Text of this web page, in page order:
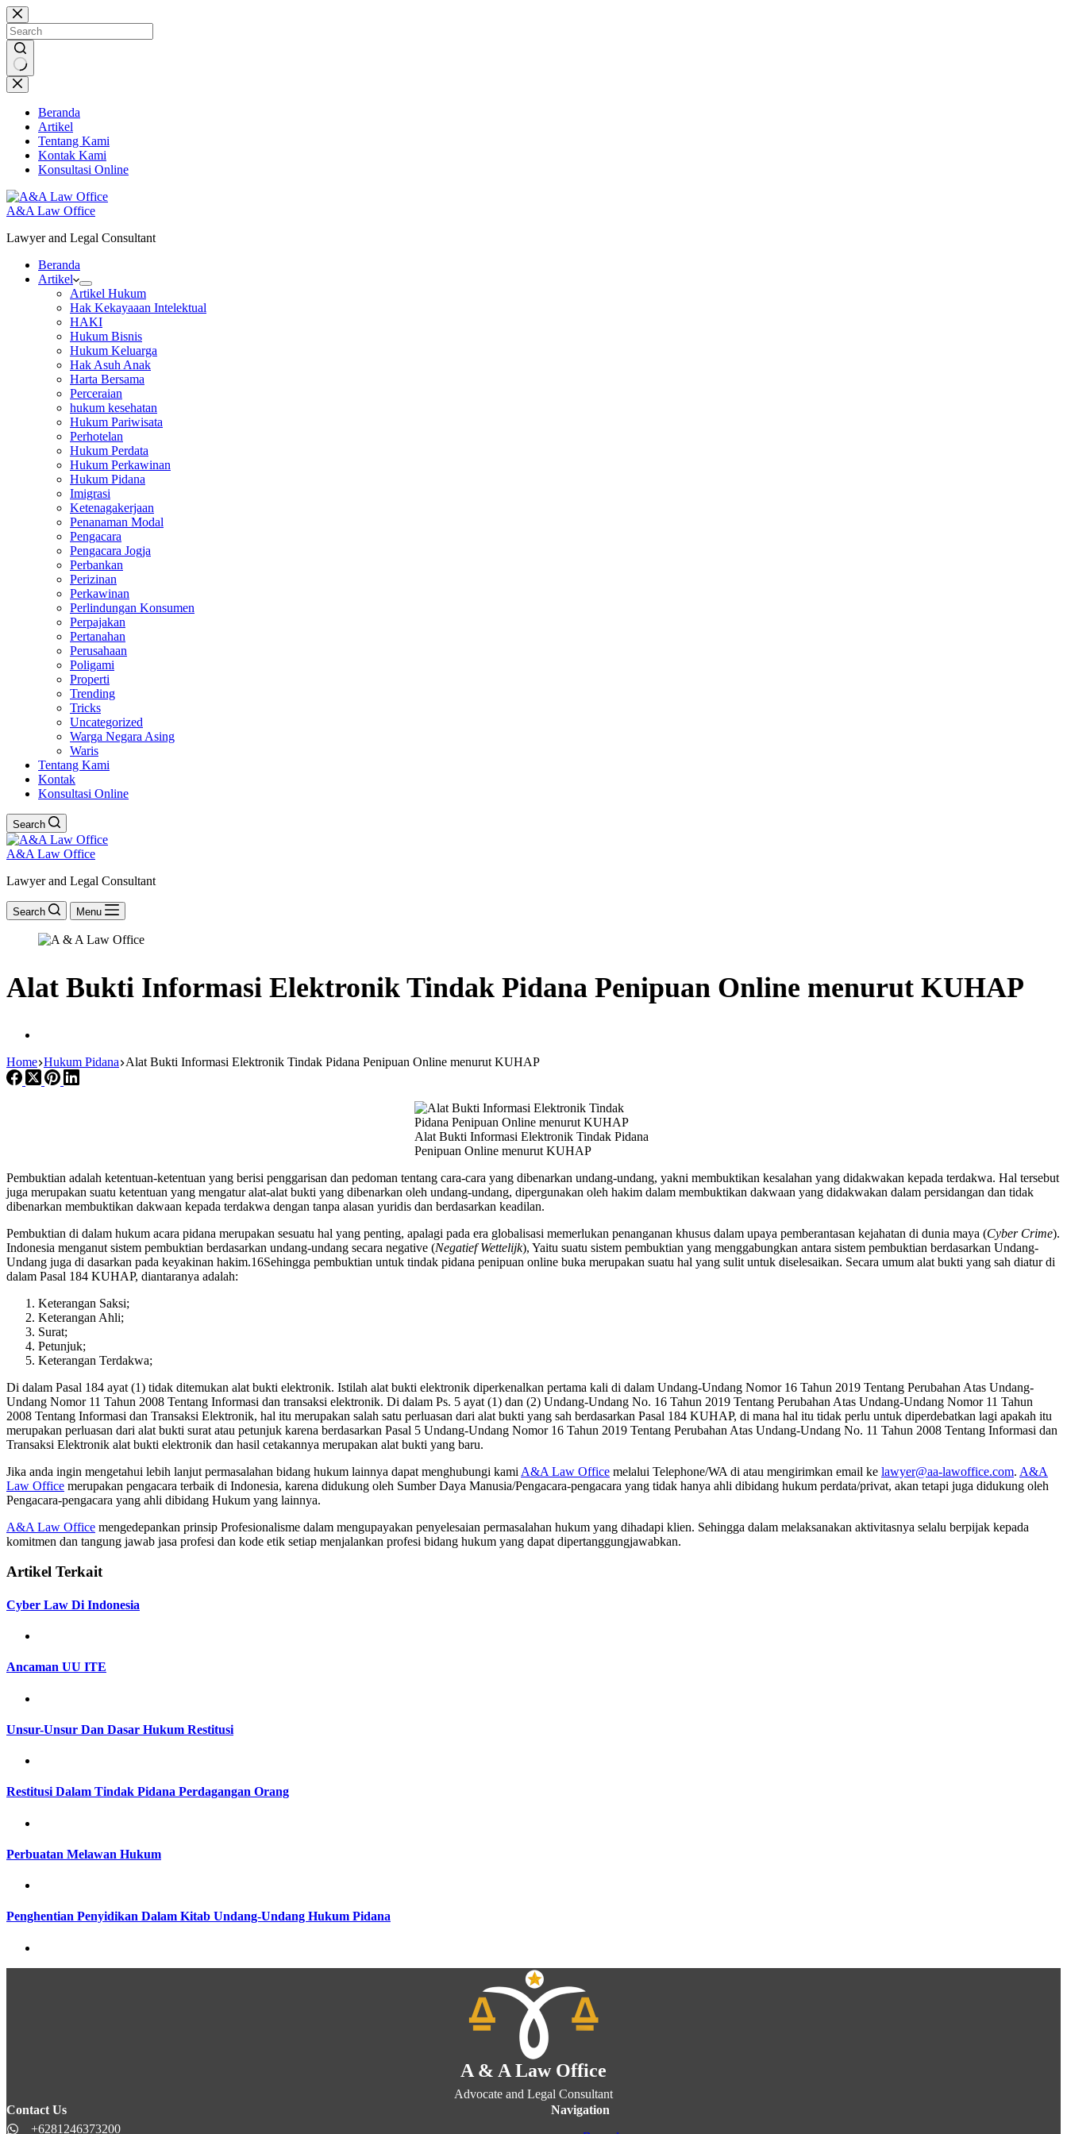
Skip
to
content
No
results
Beranda
Artikel
Tentang Kami
Kontak Kami
Konsultasi Online
A&A Law Office
Lawyer and Legal Consultant
Beranda
Artikel
Artikel Hukum
Hak Kekayaaan Intelektual
HAKI
Hukum Bisnis
Hukum Keluarga
Hak Asuh Anak
Harta Bersama
Perceraian
hukum kesehatan
Hukum Pariwisata
Perhotelan
Hukum Perdata
Hukum Perkawinan
Hukum Pidana
Imigrasi
Ketenagakerjaan
Penanaman Modal
Pengacara
Pengacara Jogja
Perbankan
Perizinan
Perkawinan
Perlindungan Konsumen
Perpajakan
Pertanahan
Perusahaan
Poligami
Properti
Trending
Tricks
Uncategorized
Warga Negara Asing
Waris
Tentang Kami
Kontak
Konsultasi Online
Search
A&A Law Office
Lawyer and Legal Consultant
Search Menu
Alat Bukti Informasi Elektronik Tindak Pidana Penipuan Online menurut KUHAP
Home Hukum Pidana Alat Bukti Informasi Elektronik Tindak Pidana Penipuan Online menurut KUHAP
Alat Bukti Informasi Elektronik Tindak Pidana
Penipuan Online menurut KUHAP
Pembuktian adalah ketentuan-ketentuan yang berisi penggarisan dan pedoman tentang cara-cara yang dibenarkan undang-undang, yakni membuktikan kesalahan yang didakwakan kepada terdakwa. Hal tersebut
juga merupakan suatu ketentuan yang mengatur alat-alat bukti yang dibenarkan oleh undang-undang, dipergunakan oleh hakim dalam membuktikan dakwaan yang didakwakan dalam persidangan dan tidak
dibenarkan membuktikan dakwaan kepada terdakwa dengan tanpa alasan yuridis dan berdasarkan keadilan.
Pembuktian di dalam hukum acara pidana merupakan sesuatu hal yang penting, apalagi pada era globalisasi memerlukan penanganan khusus dalam upaya pemberantasan kejahatan di dunia maya (Cyber Crime).
Indonesia menganut sistem pembuktian berdasarkan undang-undang secara negative (Negatief Wettelijk), Yaitu suatu sistem pembuktian yang menggabungkan antara sistem pembuktian berdasarkan Undang-
Undang juga di dasarkan pada keyakinan hakim.16Sehingga pembuktian untuk tindak pidana penipuan online buka merupakan suatu hal yang sulit untuk diselesaikan. Secara umum alat bukti yang sah diatur di
dalam Pasal 184 KUHAP, diantaranya adalah:
Keterangan Saksi;
Keterangan Ahli;
Surat;
Petunjuk;
Keterangan Terdakwa;
Di dalam Pasal 184 ayat (1) tidak ditemukan alat bukti elektronik. Istilah alat bukti elektronik diperkenalkan pertama kali di dalam Undang-Undang Nomor 16 Tahun 2019 Tentang Perubahan Atas Undang-
Undang Nomor 11 Tahun 2008 Tentang Informasi dan transaksi elektronik. Di dalam Ps. 5 ayat (1) dan (2) Undang-Undang No. 16 Tahun 2019 Tentang Perubahan Atas Undang-Undang Nomor 11 Tahun
2008 Tentang Informasi dan Transaksi Elektronik, hal itu merupakan salah satu perluasan dari alat bukti yang sah berdasarkan Pasal 184 KUHAP, di mana hal itu tidak perlu untuk diperdebatkan lagi apakah itu
merupakan perluasan dari alat bukti surat atau petunjuk karena berdasarkan Pasal 5 Undang-Undang Nomor 16 Tahun 2019 Tentang Perubahan Atas Undang-Undang No. 11 Tahun 2008 Tentang Informasi dan
Transaksi Elektronik alat bukti elektronik dan hasil cetakannya merupakan alat bukti yang baru.
Jika anda ingin mengetahui lebih lanjut permasalahan bidang hukum lainnya dapat menghubungi kami A&A Law Office melalui Telephone/WA di atau mengirimkan email ke lawyer@aa-lawoffice.com. A&A
Law Office merupakan pengacara terbaik di Indonesia, karena didukung oleh Sumber Daya Manusia/Pengacara-pengacara yang tidak hanya ahli dibidang hukum perdata/privat, akan tetapi juga didukung oleh
Pengacara-pengacara yang ahli dibidang Hukum yang lainnya.
A&A Law Office mengedepankan prinsip Profesionalisme dalam mengupayakan penyelesaian permasalahan hukum yang dihadapi klien. Sehingga dalam melaksanakan aktivitasnya selalu berpijak kepada
komitmen dan tangung jawab jasa profesi dan kode etik setiap menjalankan profesi bidang hukum yang dapat dipertanggungjawabkan.
Artikel Terkait
Cyber Law Di Indonesia
Ancaman UU ITE
Unsur-Unsur Dan Dasar Hukum Restitusi
Restitusi Dalam Tindak Pidana Perdagangan Orang
Perbuatan Melawan Hukum
Penghentian Penyidikan Dalam Kitab Undang-Undang Hukum Pidana
A & A Law Office
Advocate and Legal Consultant
Contact Us
+6281246373200
Navigation